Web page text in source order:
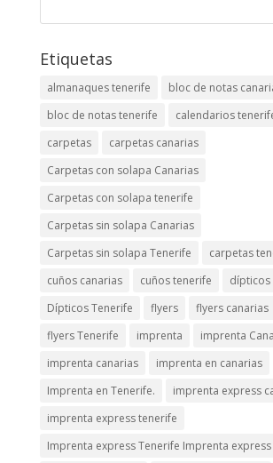
Etiquetas
almanaques tenerife
bloc de notas
bloc de notas tenerife
calendarios
carpetas
carpetas canarias
Carpetas con solapa Canarias
Carpetas con solapa tenerife
Carpetas sin solapa Canarias
Carpetas sin solapa Tenerife
carpetas
cuños canarias
cuños tenerife
dípticos
Dípticos Tenerife
flyers
flyers canarias
flyers Tenerife
imprenta
imprenta
imprenta canarias
imprenta en canarias
Imprenta en Tenerife.
imprenta express
imprenta express tenerife
Imprenta express Tenerife Imprenta